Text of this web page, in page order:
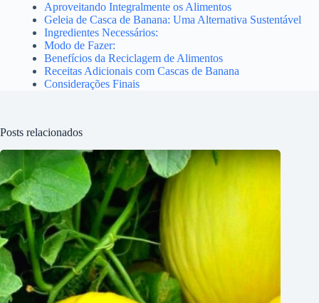
Aproveitando Integralmente os Alimentos
Geleia de Casca de Banana: Uma Alternativa Sustentável
Ingredientes Necessários:
Modo de Fazer:
Benefícios da Reciclagem de Alimentos
Receitas Adicionais com Cascas de Banana
Considerações Finais
Posts relacionados